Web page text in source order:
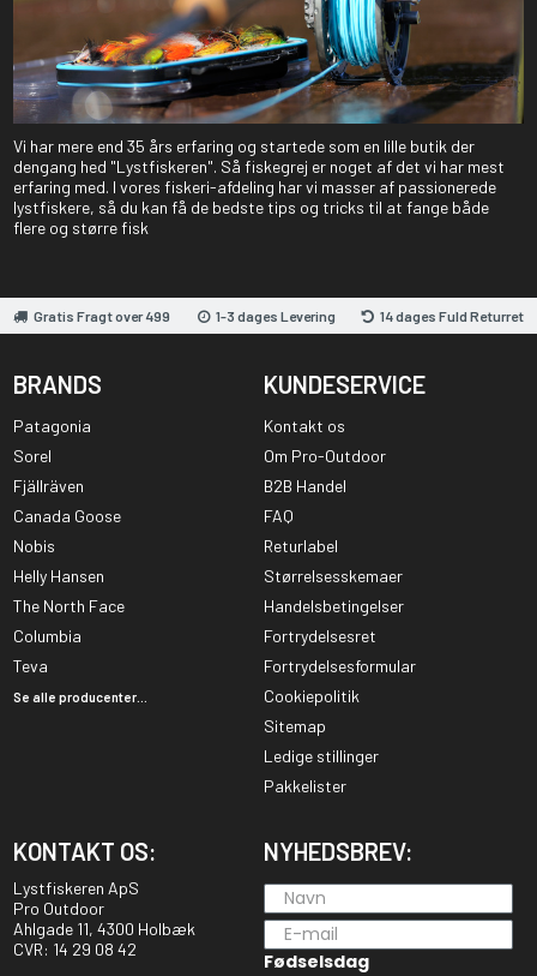
Vi har mere end 35 års erfaring og startede som en lille butik der
dengang hed "Lystfiskeren". Så fiskegrej er noget af det vi har mest
erfaring med. I vores fiskeri-afdeling har vi masser af passionerede
lystfiskere, så du kan få de bedste tips og tricks til at fange både
flere og større fisk
Gratis Fragt over 499 1-3 dages Levering 14 dages Fuld Returret
BRANDS
Patagonia
Sorel
Fjällräven
Canada Goose
Nobis
Helly Hansen
The North Face
Columbia
Teva
Se alle producenter...
KUNDESERVICE
Kontakt os
Om Pro-Outdoor
B2B Handel
FAQ
Returlabel
Størrelsesskemaer
Handelsbetingelser
Fortrydelsesret
Fortrydelsesformular
Cookiepolitik
Sitemap
Ledige stillinger
Pakkelister
KONTAKT OS:
Lystfiskeren ApS
Pro Outdoor
Ahlgade 11, 4300 Holbæk
CVR: 14 29 08 42
NYHEDSBREV:
Fødselsdag